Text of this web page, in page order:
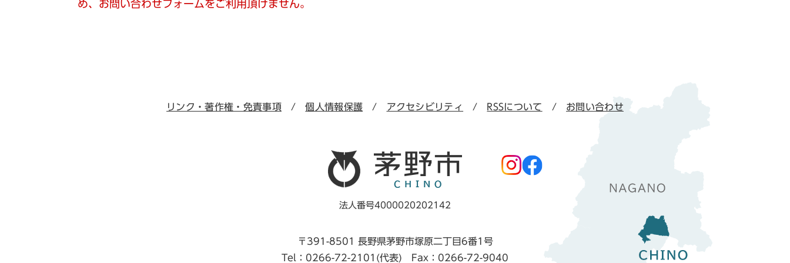
め、お問い合わせフォームをご利用頂けません。
リンク・著作権・免責事項 個人情報保護 アクセシビリティ RSSについて お問い合わせ
法人番号4000020202142
〒391-8501 長野県茅野市塚原二丁目6番1号
Tel：0266-72-2101(代表) Fax：0266-72-9040